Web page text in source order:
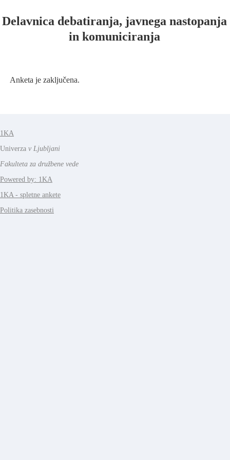
Delavnica debatiranja, javnega nastopanja
in komuniciranja
Anketa je zaključena.
1KA
Univerza v Ljubljani
Fakulteta za družbene vede
Powered by: 1KA
1KA - spletne ankete
Politika zasebnosti